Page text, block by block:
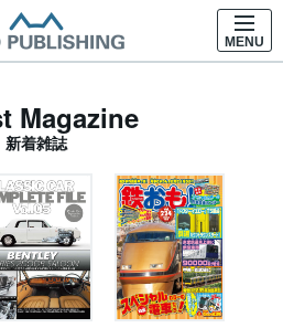
MENU
Magazine
新着雑誌